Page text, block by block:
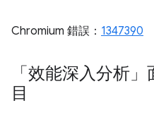
Chromium 錯誤： 1347390
「效能深入分析
目